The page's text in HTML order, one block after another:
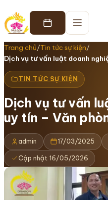
Trang chủ/Tin tức sự kiện/
Dịch vụ tư vấn luật doanh
TIN TỨC SỰ KIỆN
Dịch vụ tư vấn
uy tín – Văn
admin 17/03/2025
Cập nhật 16/05/2026